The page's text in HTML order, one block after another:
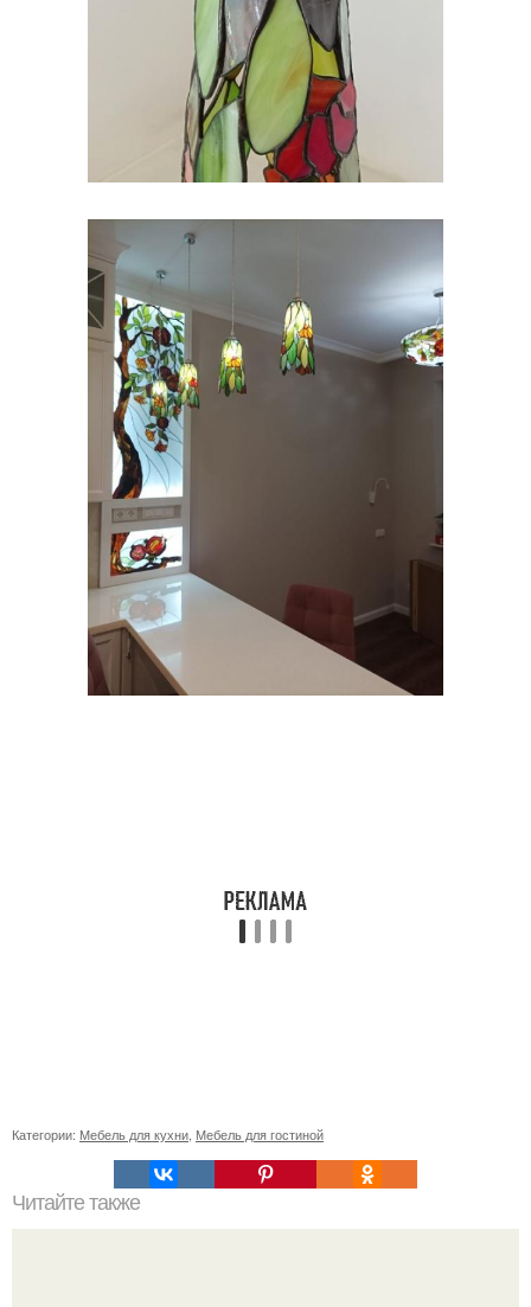
Категории: Мебель для кухни Мебель для гостиной
Читайте также